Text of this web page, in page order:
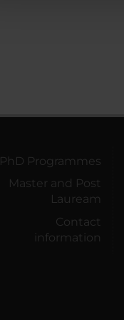
PhD Programmes
Master and Post
Lauream
Contact
information